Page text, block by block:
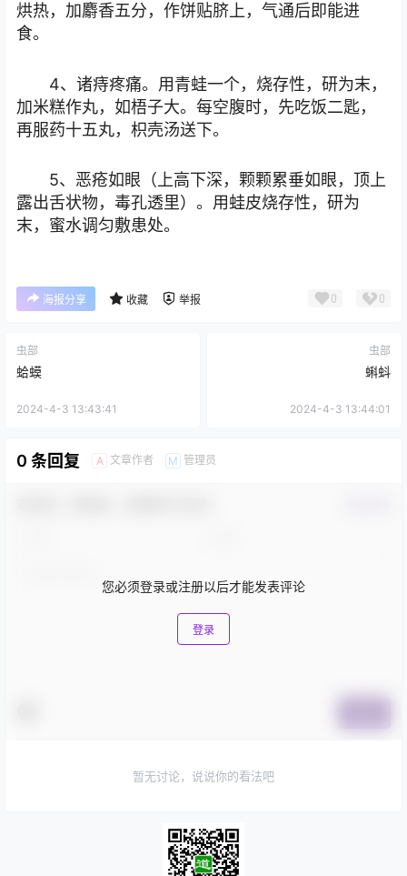
烘热，加麝香五分，作饼贴脐上，气通后即能进
食。
4、诸痔疼痛。用青蛙一个，烧存性，研为末，
加米糕作丸，如梧子大。每空腹时，先吃饭二匙，
再服药十五丸，枳壳汤送下。
5、恶疮如眼（上高下深，颗颗累垂如眼，顶上
露出舌状物，毒孔透里）。用蛙皮烧存性，研为
末，蜜水调匀敷患处。
海报分享 收藏 举报 0 0
虫部
蛤蟆
2024-4-3 13:43:41
虫部
蝌蚪
2024-4-3 13:44:01
0 条回复 A 文章作者 M 管理员
您必须登录或注册以后才能发表评论
登录
暂无讨论，说说你的看法吧